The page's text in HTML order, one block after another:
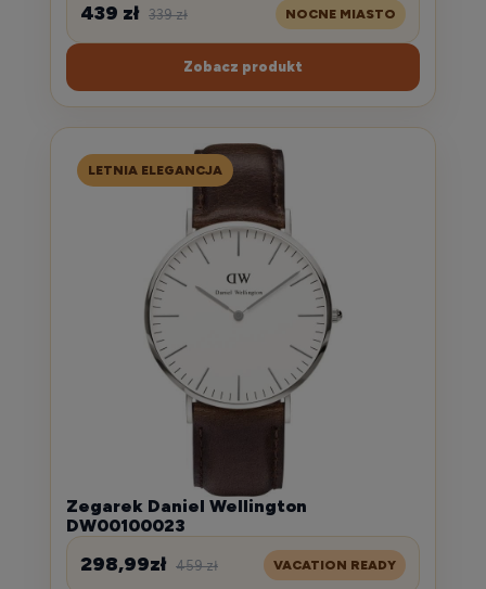
439 zł 339 zł NOCNE MIASTO
Zobacz produkt
LETNIA ELEGANCJA
Zegarek Daniel Wellington
DW00100023
298,99zł 459 zł VACATION READY